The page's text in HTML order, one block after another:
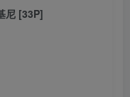
尼 [33P]